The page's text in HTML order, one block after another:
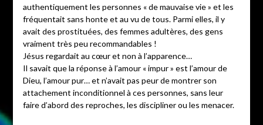
authentiquement les personnes « de mauvaise vie » et les
fréquentait sans honte et au vu de tous. Parmi elles, il y
avait des prostituées, des femmes adultères, des gens
vraiment très peu recommandables !
Jésus regardait au cœur et non à l’apparence…
Il savait que la réponse à l’amour « impur » est l’amour de
Dieu, l’amour pur… et n’avait pas peur de montrer son
attachement inconditionnel à ces personnes, sans leur
faire d’abord des reproches, les discipliner ou les menacer.